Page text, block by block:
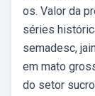
os. Valor da
séries
semadesc,
em mato
do setor